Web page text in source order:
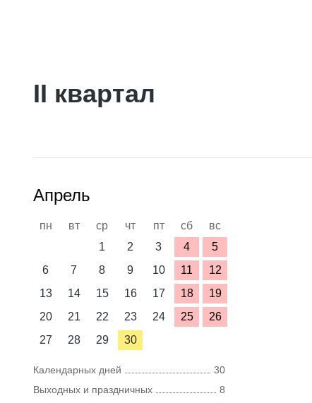
II квартал
Апрель
пн вт ср чт пт сб
вс
1
2 3 4
5
6
7 8 9 10 11
12
13
14 15 16 17 18
19
20
21 22 23 24 25
26
27
28 29 30
Календарных дней
30
Выходных и праздничных
8